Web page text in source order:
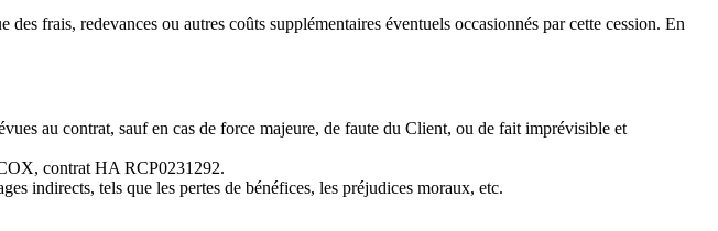
frais, redevances ou autres coûts supplémentaires éventuels occasionnés par cette cession. En
au contrat, sauf en cas de force majeure, de faute du Client, ou de fait imprévisible et
contrat HA RCP0231292.
indirects, tels que les pertes de bénéfices, les préjudices moraux, etc.